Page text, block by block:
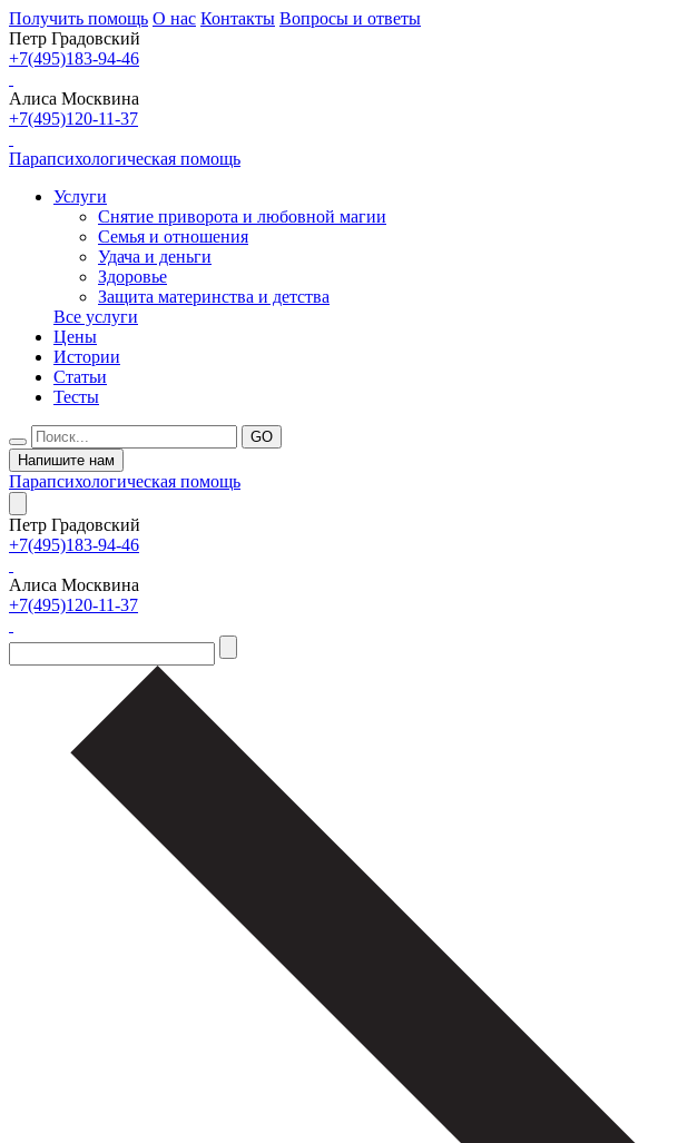
Получить помощь О нас Контакты Вопросы и ответы
Петр Градовский
+7(495)183-94-46
Алиса Москвина
+7(495)120-11-37
Парапсихологическая помощь
Услуги
Снятие приворота и любовной магии
Семья и отношения
Удача и деньги
Здоровье
Защита материнства и детства
Все услуги
Цены
Истории
Статьи
Тесты
Напишите нам
Парапсихологическая помощь
Петр Градовский
+7(495)183-94-46
Алиса Москвина
+7(495)120-11-37